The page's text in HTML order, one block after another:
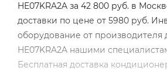
HE07KRA2A за 42 800 руб. в
доставки по цене от 5980 руб.
оборудование от производителя
HE07KRA2A нашими
Бесплатная доставка